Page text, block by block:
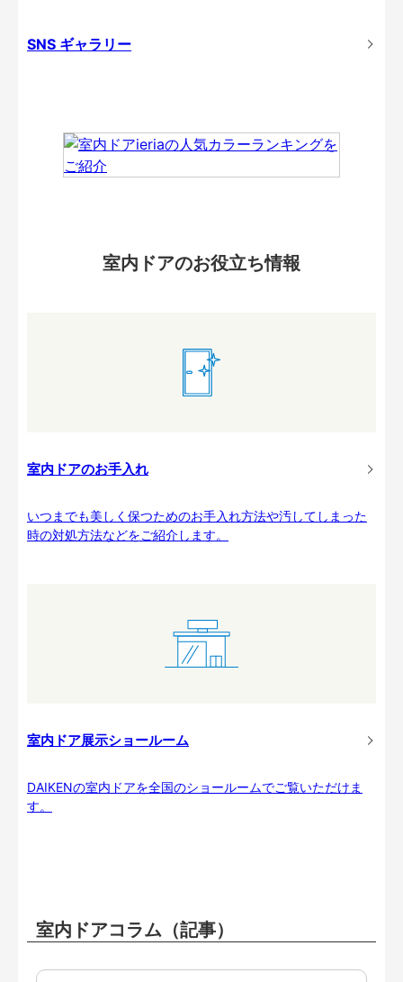
SNS ギャラリー
室内ドアのお役立ち情報
室内ドアのお手入れ
いつまでも美しく保つためのお手入れ方法や汚してしまった
時の対処方法などをご紹介します。
室内ドア展示ショールーム
DAIKENの室内ドアを全国のショールームでご覧いただけま
す。
室内ドアコラム（記事）